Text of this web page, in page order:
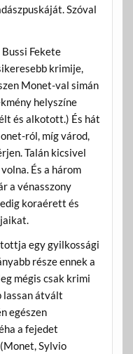
Szóval
Fekete
krimije,
Monet-val simán
helyszíne
és alkotott.) És hát
ról, míg várod,
Talán kicsivel
És a három
a vénasszony
koraérett és
egy gyilkossági
része ennek a
mégis csak krimi
lassan átvált
egészen
a fejedet
Sylvio